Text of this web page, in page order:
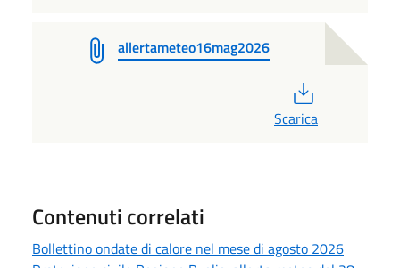
allertameteo16mag2026
Scarica
Contenuti correlati
Bollettino ondate di calore nel mese di agosto 2026